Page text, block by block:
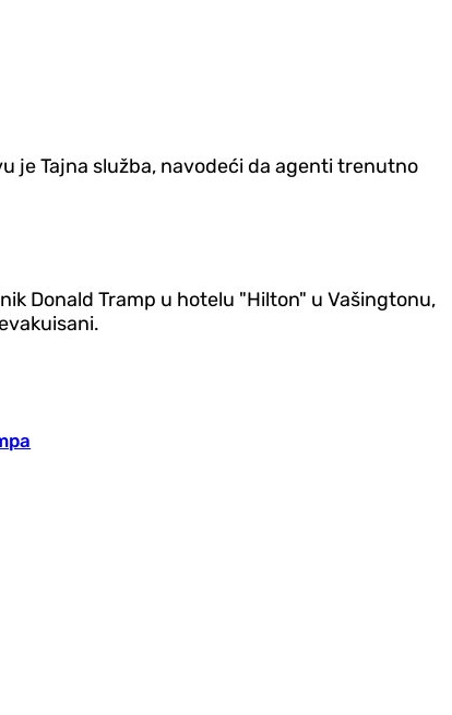
je Tajna služba, navodeći da agenti trenutno
Donald Tramp u hotelu "Hilton" u Vašingtonu,